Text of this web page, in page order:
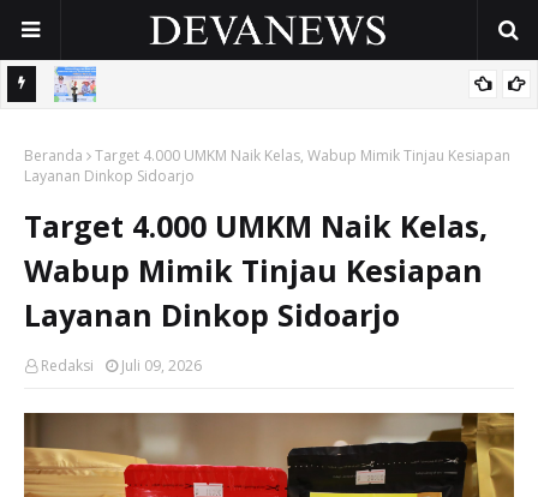
42.210 Pekerja Rentan Lewat BPJS Ketenagakerjaan
Beranda
Target 4.000 UMKM Naik Kelas, Wabup Mimik Tinjau Kesiapan
Layanan Dinkop Sidoarjo
Target 4.000 UMKM Naik Kelas,
Wabup Mimik Tinjau Kesiapan
Layanan Dinkop Sidoarjo
Redaksi Juli 09, 2026